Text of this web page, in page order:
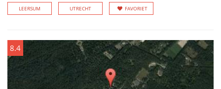
LEERSUM UTRECHT FAVORIET
8.4